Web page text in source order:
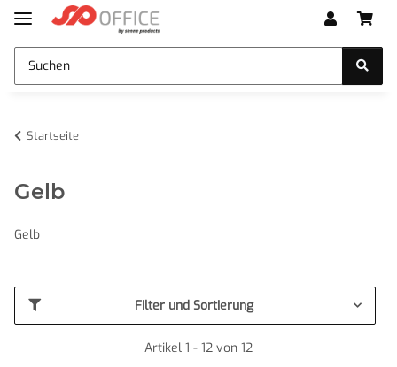
Startseite
Gelb
Gelb
Filter und Sortierung
Artikel 1 - 12 von 12